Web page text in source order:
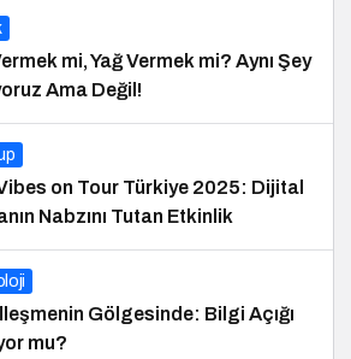
mi, Yağ Vermek mi? Aynı Şey
Ama Değil!
on Tour Türkiye 2025: Dijital
Nabzını Tutan Etkinlik
Gölgesinde: Bilgi Açığı
mu?